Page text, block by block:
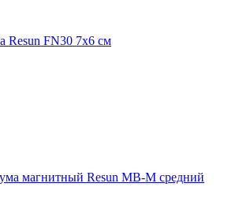
Resun FN30 7х6 см
магнитный Resun MB-M средний